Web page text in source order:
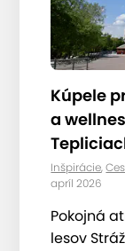
Kúpele
a
Inšpirácie,
apríl 2026
Pokojná
lesov